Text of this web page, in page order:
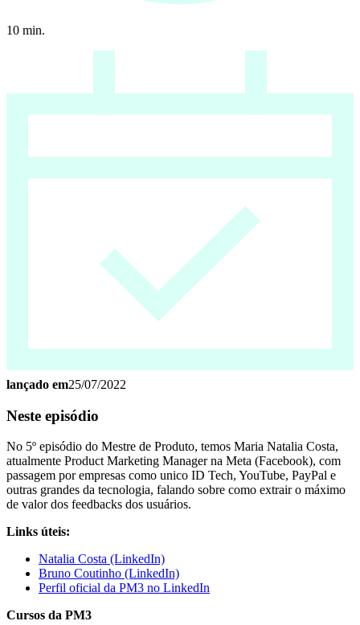
10 min.
lançado em25/07/2022
Neste episódio
No 5º episódio do Mestre de Produto, temos Maria Natalia Costa,
atualmente Product Marketing Manager na Meta (Facebook), com
passagem por empresas como unico ID Tech, YouTube, PayPal e
outras grandes da tecnologia, falando sobre como extrair o máximo
de valor dos feedbacks dos usuários.
Links úteis:
Natalia Costa (LinkedIn)
Bruno Coutinho (LinkedIn)
Perfil oficial da PM3 no LinkedIn
Cursos da PM3